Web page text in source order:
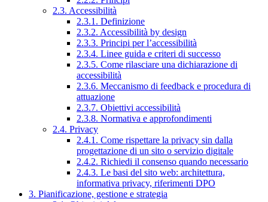
2.3. Accessibilità
2.3.1. Definizione
2.3.2. Accessibilità by design
2.3.3. Principi per l’accessibilità
2.3.4. Linee guida e criteri di successo
2.3.5. Come rilasciare una dichiarazione di
accessibilità
2.3.6. Meccanismo di feedback e procedura di
attuazione
2.3.7. Obiettivi accessibilità
2.3.8. Normativa e approfondimenti
2.4. Privacy
2.4.1. Come rispettare la privacy sin dalla
progettazione di un sito o servizio digitale
2.4.2. Richiedi il consenso quando necessario
2.4.3. Le basi del sito web: architettura,
informativa privacy, riferimenti DPO
3. Pianificazione, gestione e strategia